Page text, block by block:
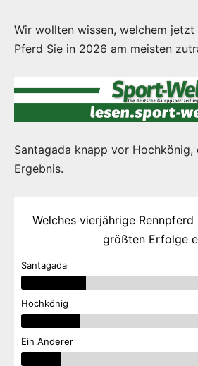
Wir wollten wissen, welchem
Pferd Sie in 2026 am meisten
Santagada knapp vor Hochkönig,
Ergebnis.
Welches vierjährige
größten Erfolge
Santagada
Hochkönig
Ein Anderer